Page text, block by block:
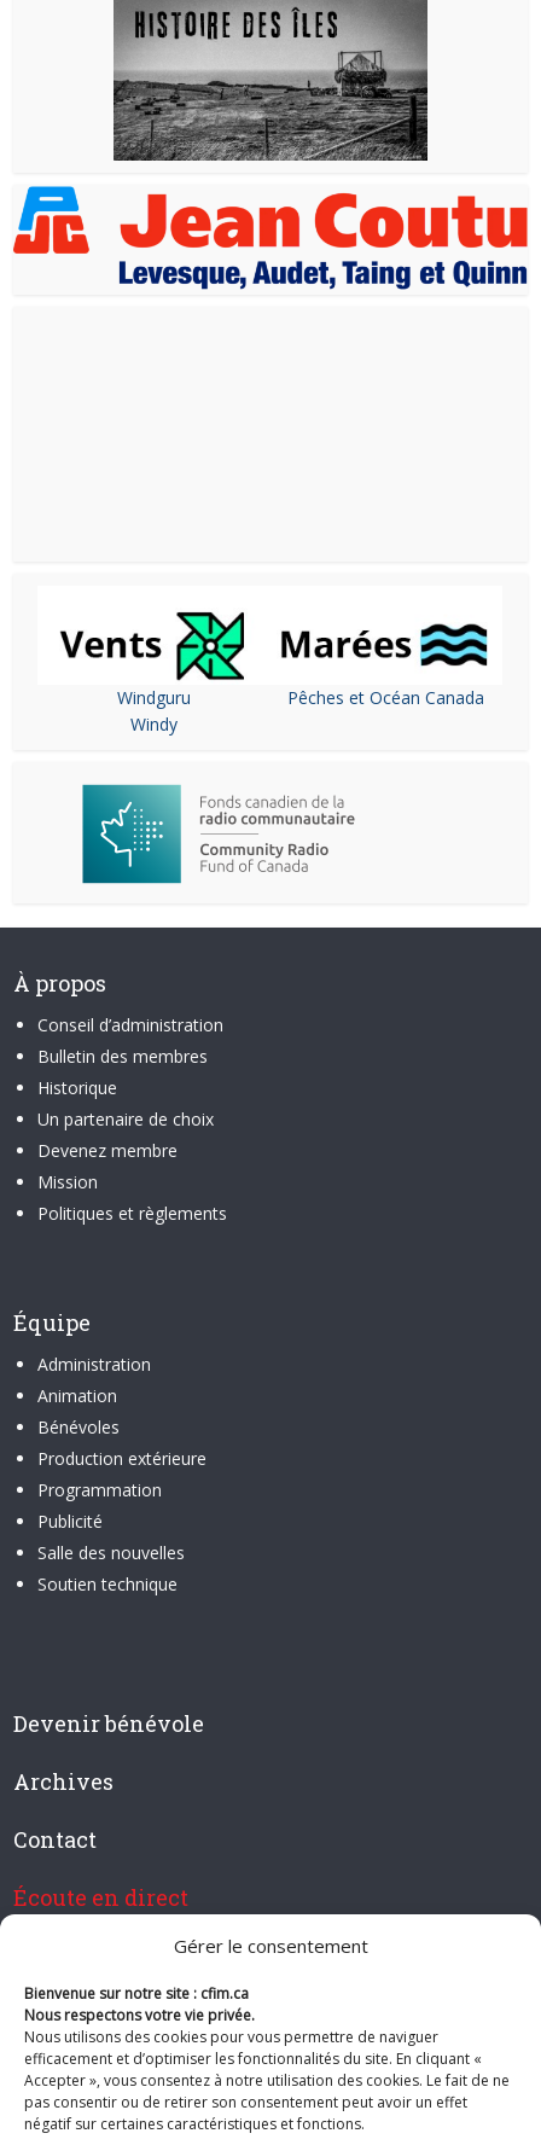
Gérer le consentement
Bienvenue sur notre site : cfim.ca
Nous respectons votre vie privée.
Nous utilisons des cookies pour vous permettre de naviguer
efficacement et d’optimiser les fonctionnalités du site. En cliquant «
Accepter », vous consentez à notre utilisation des cookies. Le fait de ne
pas consentir ou de retirer son consentement peut avoir un effet
négatif sur certaines caractéristiques et fonctions.
Windguru
Windy
Pêches et Océan Canada
À propos
Conseil d’administration
Bulletin des membres
Historique
Un partenaire de choix
Devenez membre
Mission
Politiques et règlements
Équipe
Administration
Animation
Bénévoles
Production extérieure
Programmation
Publicité
Salle des nouvelles
Soutien technique
Devenir bénévole
Archives
Contact
Écoute en direct
Devenir membre de CFIM
Suivez-nous